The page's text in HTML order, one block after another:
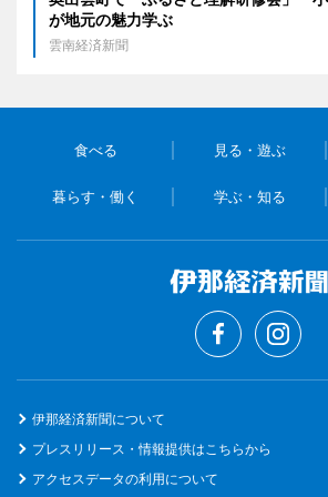
が地元の魅力学ぶ
雲南経済新聞
食べる 見る・遊ぶ
暮らす・働く 学ぶ・知る
伊那経済新聞について
プレスリリース・情報提供はこちらから
アクセスデータの利用について